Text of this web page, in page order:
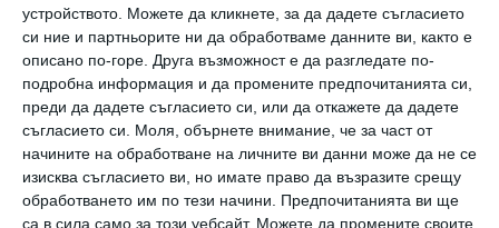
устройството. Можете да кликнете, за да дадете съгласието
си ние и партньорите ни да обработваме данните ви, както е
описано по-горе. Друга възможност е да разгледате по-
подробна информация и да промените предпочитанията си,
преди да дадете съгласието си, или да откажете да дадете
съгласието си.
Моля, обърнете внимание, че за част от
начините на обработване на личните ви данни може да не се
изисква съгласието ви, но имате право да възразите срещу
обработването им по тези начини. Предпочитанията ви ще
са в сила само за този уебсайт. Можете да промените своите
Къщата им била подредена и украсена за
празниците отрано, за да могат всички по-
дълго да се радват на украсата.
А задачите по подготовката на празниците
били разпределени по отбори.
5-годишният Леое най-деен и ентусиазиран